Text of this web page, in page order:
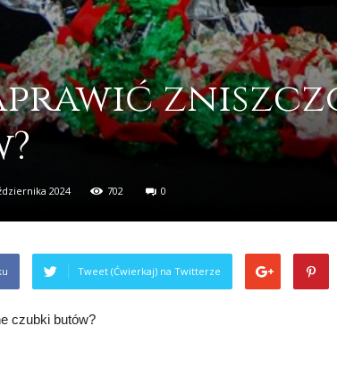
2024 702 0
Tweet (Ćwierkaj) na Twitterze
czubki butów?